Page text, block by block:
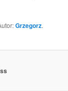
Grzegorz.